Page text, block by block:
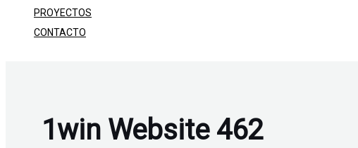
PROYECTOS
CONTACTO
1win Website 462